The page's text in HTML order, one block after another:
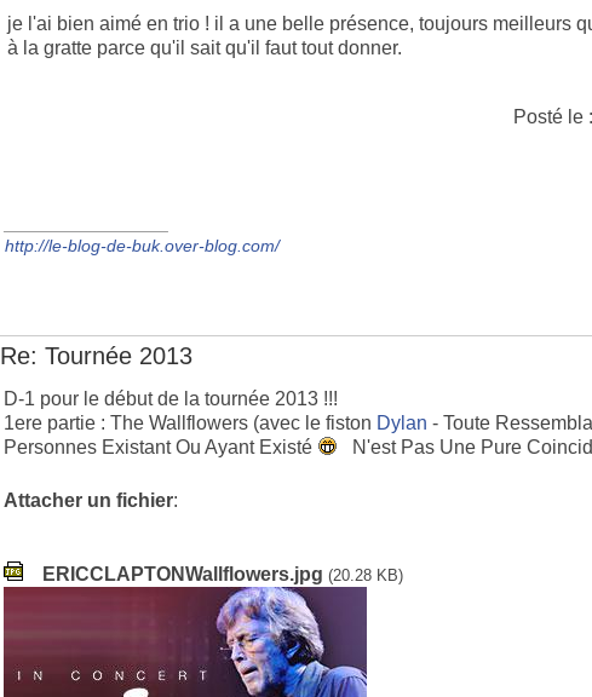
je l'ai bien aimé en trio ! il a une belle présence, toujours meilleurs
à la gratte parce qu'il sait qu'il faut tout donner.
Posté le
http://le-blog-de-buk.over-blog.com/
Re: Tournée 2013
D-1 pour le début de la tournée 2013 !!!
1ere partie : The Wallflowers (avec le fiston Dylan - Toute
Personnes Existant Ou Ayant Existé
N'est Pas Une Pure
Attacher un fichier:
ERICCLAPTONWallflowers.jpg (20.28 KB)